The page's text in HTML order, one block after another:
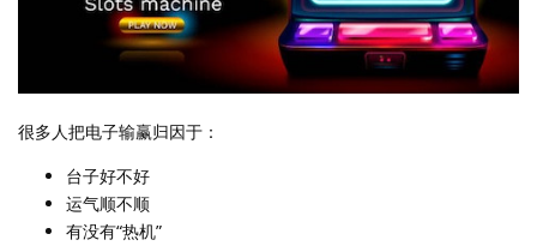
很多人把电子输赢归因于：
台子好不好
运气顺不顺
有没有“热机”